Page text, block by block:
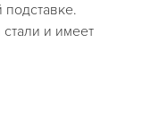
подставке.
и имеет